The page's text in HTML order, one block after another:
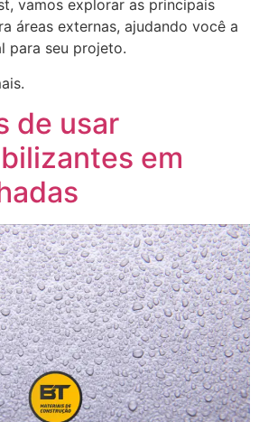
vamos explorar as principais
áreas externas, ajudando você a
para seu projeto.
de usar
em